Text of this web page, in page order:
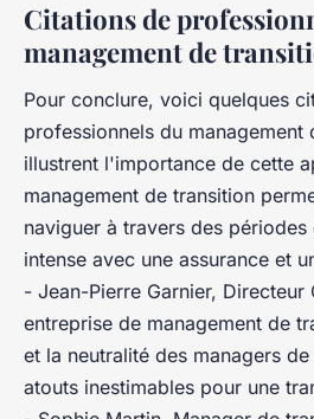
Citations de
management de
Pour conclure, voici quelques
professionnels du management
illustrent l'importance de cette
management de transition
naviguer à travers des périodes
intense avec une assurance et
- Jean-Pierre Garnier, Directeur
entreprise de management de
et la neutralité des managers
atouts inestimables pour une